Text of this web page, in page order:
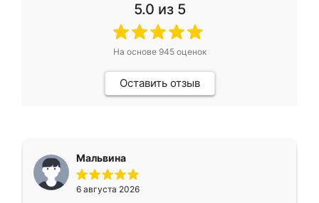
5.0 из 5
На основе 945оценок
Оставить отзыв
Мальвина
6 августа 2026